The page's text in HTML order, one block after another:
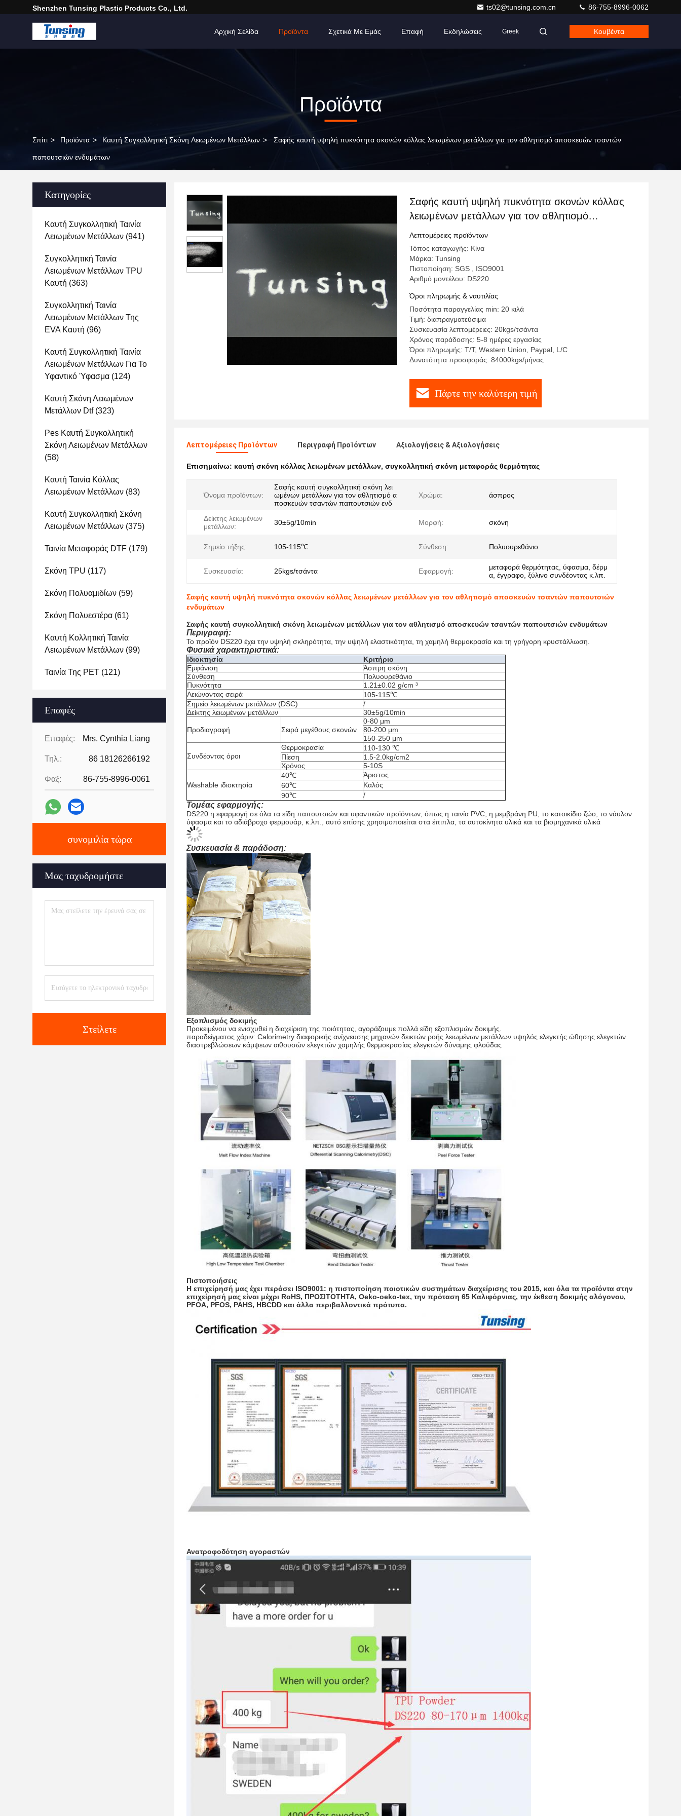
Shenzhen Tunsing Plastic Products Co., Ltd. ts02@tunsing.com.cn 86-755-8996-0062
Αρχική Σελίδα Προϊόντα Σχετικά Με Εμάς Επαφή Εκδηλώσεις Greek Κουβέντα
Προϊόντα
Σπίτι > Προϊόντα > Καυτή Συγκολλητική Σκόνη Λειωμένων Μετάλλων > Σαφής καυτή υψηλή πυκνότητα σκονών κόλλας λειωμένων μετάλλων για τον αθλητισμό αποσκευών τσαντών
παπουτσιών ενδυμάτων
Κατηγορίες
Καυτή Συγκολλητική Ταινία
Λειωμένων Μετάλλων (941)
Συγκολλητική Ταινία
Λειωμένων Μετάλλων TPU
Καυτή (363)
Συγκολλητική Ταινία
Λειωμένων Μετάλλων Της
EVA Καυτή (96)
Καυτή Συγκολλητική Ταινία
Λειωμένων Μετάλλων Για Το
Υφαντικό Ύφασμα (124)
Καυτή Σκόνη Λειωμένων
Μετάλλων Dtf(323)
Pes Καυτή Συγκολλητική
Σκόνη Λειωμένων Μετάλλων
(58)
Καυτή Ταινία Κόλλας
Λειωμένων Μετάλλων (83)
Καυτή Συγκολλητική Σκόνη
Λειωμένων Μετάλλων (375)
Ταινία Μεταφοράς DTF (179)
Σκόνη TPU (117)
Σκόνη Πολυαμιδίων (59)
Σκόνη Πολυεστέρα (61)
Καυτή Κολλητική Ταινία
Λειωμένων Μετάλλων (99)
Ταινία Της PET (121)
Επαφές
Επαφές: Mrs. Cynthia Liang
Τηλ.: 86 18126266192
Φαξ: 86-755-8996-0061
συνομιλία τώρα
Μας ταχυδρομήστε
Στείλετε
Σαφής καυτή υψηλή πυκνότητα σκονών κόλλας
λειωμένων μετάλλων για τον αθλητισμό
αποσκευών τσαντών παπουτσιών ενδυμάτων
Λεπτομέρειες προϊόντων
Τόπος καταγωγής: Κίνα
Μάρκα: Tunsing
Πιστοποίηση: SGS , ISO9001
Αριθμό μοντέλου: DS220
Όροι πληρωμής & ναυτιλίας
Ποσότητα παραγγελίας min: 20 κιλά
Τιμή: διαπραγματεύσιμα
Συσκευασία λεπτομέρειες: 20kgs/τσάντα
Χρόνος παράδοσης: 5-8 ημέρες εργασίας
Όροι πληρωμής: T/T, Western Union, Paypal, L/C
Δυνατότητα προσφοράς: 84000kgs/μήνας
Πάρτε την καλύτερη τιμή
Λεπτομέρειες Προϊόντων Περιγραφή Προϊόντων Αξιολογήσεις & Αξιολογήσεις
Επισημαίνω: καυτή σκόνη κόλλας λειωμένων μετάλλων, συγκολλητική σκόνη μεταφοράς θερμότητας
Όνομα προϊόντων:
Σαφής καυτή συγκολλητική σκόνη λει
ωμένων μετάλλων για τον αθλητισμό α
ποσκευών τσαντών παπουτσιών ενδ
Χρώμα: άσπρος
Δείκτης λειωμένων
μετάλλων:
30±5g/10min Μορφή: σκόνη
Σημείο τήξης: 105-115℃ Σύνθεση: Πολυουρεθάνιο
Συσκευασία: 25kgs/τσάντα Εφαρμογή:
μεταφορά θερμότητας, ύφασμα, δέρμ
α, έγγραφο, ξύλινο συνδέοντας κ.λπ.
Σαφής καυτή υψηλή πυκνότητα σκονών κόλλας λειωμένων μετάλλων για τον αθλητισμό αποσκευών τσαντών παπουτσιών
ενδυμάτων
Σαφής καυτή συγκολλητική σκόνη λειωμένων μετάλλων για τον αθλητισμό αποσκευών τσαντών παπουτσιών ενδυμάτων
Περιγραφή:
Το προϊόν DS220 έχει την υψηλή σκληρότητα, την υψηλή ελαστικότητα, τη χαμηλή θερμοκρασία και τη γρήγορη κρυστάλλωση.
Φυσικά χαρακτηριστικά:
Ιδιοκτησία
Κριτήριο
Εμφάνιση
Άσπρη σκόνη
Σύνθεση
Πολυουρεθάνιο
Πυκνότητα
1.21±0.02 g/cm ³
Λειώνοντας σειρά
105-115℃
Σημείο λειωμένων μετάλλων (DSC)
/
Δείκτης λειωμένων μετάλλων
30±5g/10min
Προδιαγραφή Σειρά μεγέθους σκονών
0-80 μm
80-200 μm
150-250 μm
Συνδέοντας όροι
Θερμοκρασία
110-130 ℃
Πίεση
1.5-2.0kg/cm2
Χρόνος
5-10S
Washable ιδιοκτησία
40℃
Άριστος
60℃
Καλός
90℃
/
Τομέας εφαρμογής:
DS220 η εφαρμογή σε όλα τα είδη παπουτσιών και υφαντικών προϊόντων, όπως η ταινία PVC, η μεμβράνη PU, το κατοικίδιο ζώο, το νάυλον
ύφασμα και το αδιάβροχο φερμουάρ, κ.λπ., αυτό επίσης χρησιμοποιείται στα έπιπλα, τα αυτοκίνητα υλικά και τα βιομηχανικά υλικά
Συσκευασία & παράδοση:
Εξοπλισμός δοκιμής
Προκειμένου να ενισχυθεί η διαχείριση της ποιότητας, αγοράζουμε πολλά είδη εξοπλισμών δοκιμής.
παραδείγματος χάριν: Calorimetry διαφορικής ανίχνευσης μηχανών δεικτών ροής λειωμένων μετάλλων υψηλός ελεγκτής ώθησης ελεγκτών
διαστρεβλώσεων κάμψεων αιθουσών ελεγκτών χαμηλής θερμοκρασίας ελεγκτών δύναμης φλούδας
Πιστοποιήσεις
Η επιχείρησή μας έχει περάσει ISO9001: η πιστοποίηση ποιοτικών συστημάτων διαχείρισης του 2015, και όλα τα προϊόντα στην
επιχείρησή μας είναι μέχρι RoHS, ΠΡΟΣΙΤΟΤΗΤΑ, Oeko-oeko-tex, την πρόταση 65 Καλιφόρνιας, την έκθεση δοκιμής αλόγονου,
PFOA, PFOS, PAHS, HBCDD και άλλα περιβαλλοντικά πρότυπα.
Ανατροφοδότηση αγοραστών